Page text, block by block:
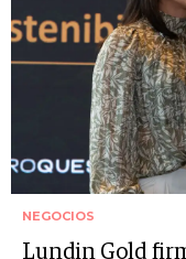
NEGOCIOS
Lundin Gold